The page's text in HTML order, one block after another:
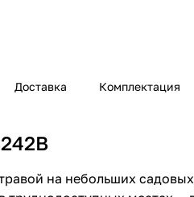
Доставка Комплектация
на небольших